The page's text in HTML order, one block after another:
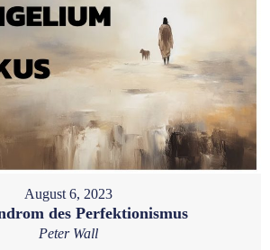
August 6, 2023
des Perfektionismus
Peter Wall